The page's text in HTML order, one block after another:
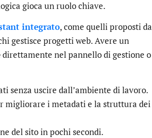
gioca un ruolo chiave.
integrato, come quelli proposti da
gestisce progetti web. Avere un
direttamente nel pannello di gestione o
senza uscire dall’ambiente di lavoro.
migliorare i metadati e la struttura dei
del sito in pochi secondi.